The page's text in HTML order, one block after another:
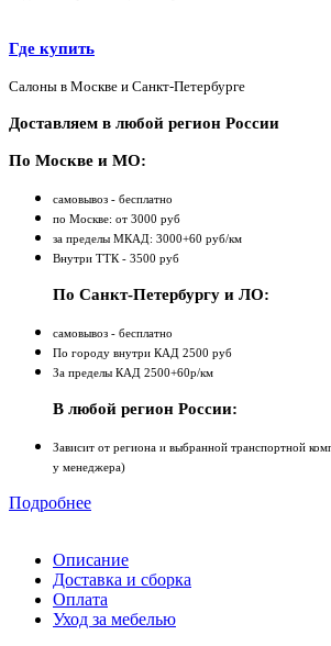
Где купить
Салоны в Москве и Санкт-Петербурге
Доставляем в любой регион России
По Москве и МО:
самовывоз - бесплатно
по Москве: от 3000 руб
за пределы МКАД: 3000+60 руб/км
Внутри ТТК - 3500 руб
По Санкт-Петербургу и ЛО:
самовывоз - бесплатно
По городу внутри КАД 2500 руб
За пределы КАД 2500+60р/км
В любой регион России:
Зависит от региона и выбранной транспортной
у менеджера)
Подробнее
Описание
Доставка и сборка
Оплата
Уход за мебелью